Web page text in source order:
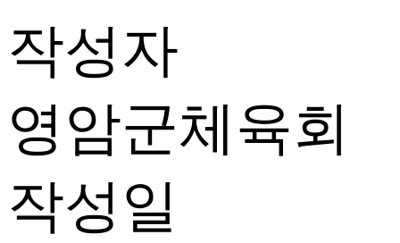
작성자
영암군체육회
작성일